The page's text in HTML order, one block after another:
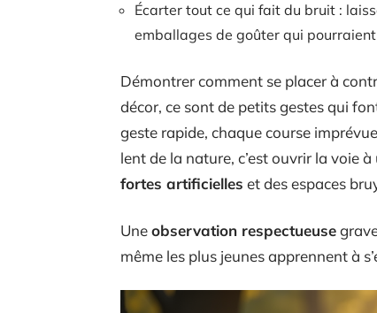
Écarter tout ce qui fait du bruit :
emballages de goûter qui
Démontrer comment se placer à
décor, ce sont de petits gestes qui
geste rapide, chaque course
lent de la nature, c’est ouvrir la voie
fortes artificielles et des espaces
Uneobservation respectueuse
même les plus jeunes apprennent à